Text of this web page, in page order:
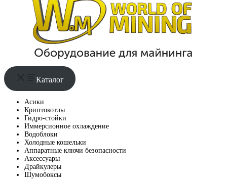
Каталог
Асики
Криптокотлы
Гидро-стойки
Иммерсионное охлаждение
Водоблоки
Холодные кошельки
Аппаратные ключи безопасности
Аксессуары
Драйкулеры
Шумобоксы